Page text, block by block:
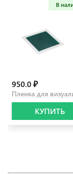
В
950.0 ₽
Пленка для
КУПИТЬ